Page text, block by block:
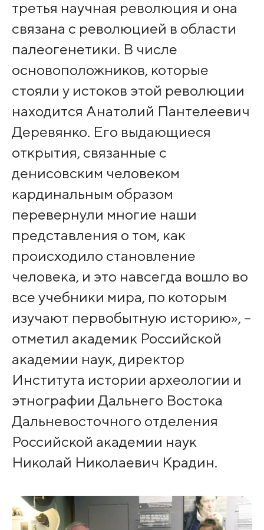
третья научная революция и она
связана с революцией в области
палеогенетики. В числе
основоположников, которые
стояли у истоков этой революции
находится Анатолий Пантелеевич
Деревянко. Его выдающиеся
открытия, связанные с
денисовским человеком
кардинальным образом
перевернули многие наши
представления о том, как
происходило становление
человека, и это навсегда вошло во
все учебники мира, по которым
изучают первобытную историю», –
отметил академик Российской
академии наук, директор
Института истории археологии и
этнографии Дальнего Востока
Дальневосточного отделения
Российской академии наук
Николай Николаевич Крадин.